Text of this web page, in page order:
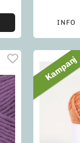
INFO
Kampanj